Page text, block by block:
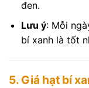
đen.
Lưu ý: Mỗi
bí xanh là tốt
5. Giá hạt bí